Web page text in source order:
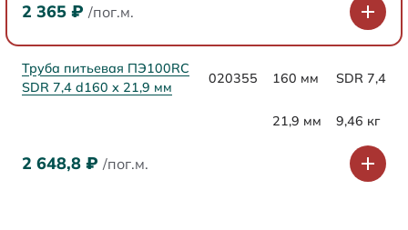
2 365 ₽ /пог.м.
Труба питьевая ПЭ100RC
SDR 7,4 d160 х 21,9 мм
020355 160 мм SDR 7,4
21,9 мм 9,46 кг
2 648,8 ₽ /пог.м.